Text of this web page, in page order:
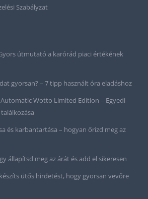
Szabályzat
útmutató a karórád piaci értékének
gyorsan? – 7 tipp használt óra eladáshoz
Wotto Limited Edition – Egyedi
és karbantartása – hogyan őrizd meg az
állapítsd meg az árát és add el sikeresen
ütős hirdetést, hogy gyorsan vevőre